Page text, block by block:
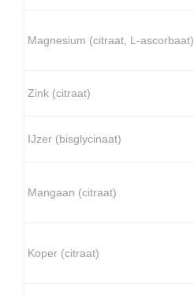
Magnesium (citraat, L-ascorbaat)
Zink (citraat)
IJzer (bisglycinaat)
Mangaan (citraat)
Koper (citraat)